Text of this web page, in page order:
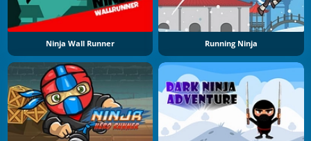
Ninja Wall Runner Running Ninja